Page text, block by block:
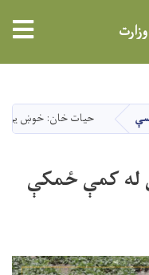
حیات خان: خوښ یم
کمې ځمکې